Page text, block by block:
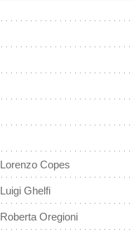
Lorenzo Copes
Luigi Ghelfi
Roberta Oregioni